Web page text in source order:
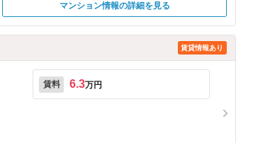
マンション情報の詳細を見る
賃貸情報あり
賃料 6.3万円